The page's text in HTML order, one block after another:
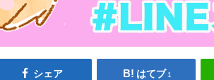
シェア はてブ 1